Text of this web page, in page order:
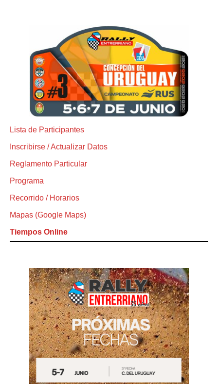
Lista de Participantes
Inscribirse / Actualizar Datos
Reglamento Particular
Programa
Recorrido / Horarios
Mapas (Google Maps)
Tiempos Online